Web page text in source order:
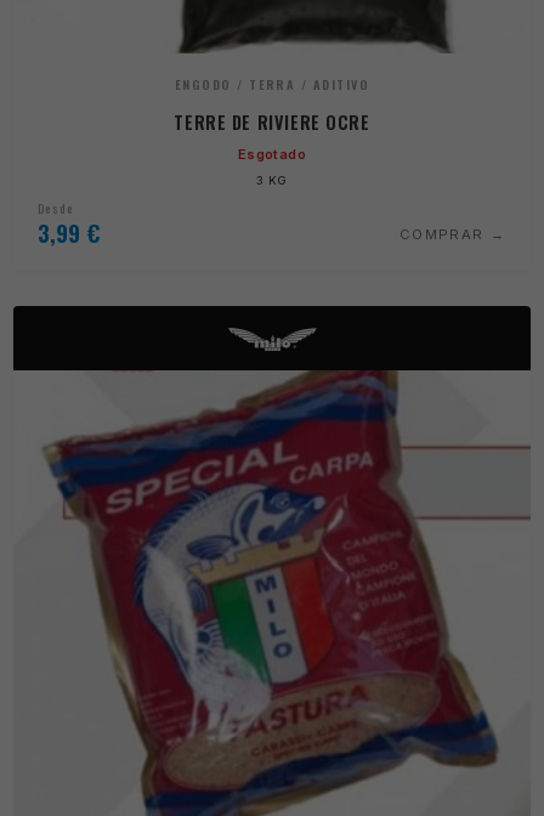
ENGODO / TERRA / ADITIVO
TERRE DE RIVIERE OCRE
Esgotado
3 KG
Desde
3,99 € COMPRAR